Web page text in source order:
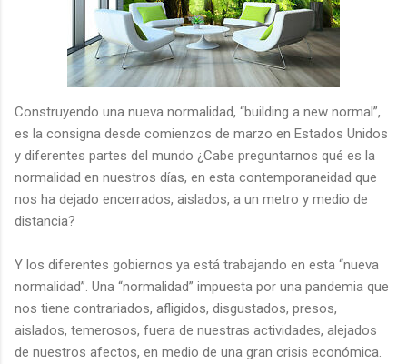
Construyendo una nueva normalidad, “building a new normal”,
es la consigna desde comienzos de marzo en Estados Unidos
y diferentes partes del mundo ¿Cabe preguntarnos qué es la
normalidad en nuestros días, en esta contemporaneidad que
nos ha dejado encerrados, aislados, a un metro y medio de
distancia?
Y los diferentes gobiernos ya está trabajando en esta “nueva
normalidad”. Una “normalidad” impuesta por una pandemia que
nos tiene contrariados, afligidos, disgustados, presos,
aislados, temerosos, fuera de nuestras actividades, alejados
de nuestros afectos, en medio de una gran crisis económica.